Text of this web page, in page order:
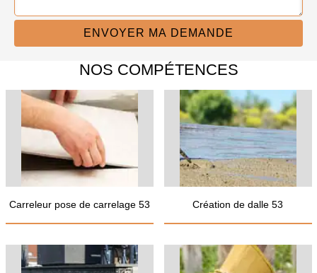
NOS COMPÉTENCES
Carreleur pose de carrelage 53 Création de dalle 53